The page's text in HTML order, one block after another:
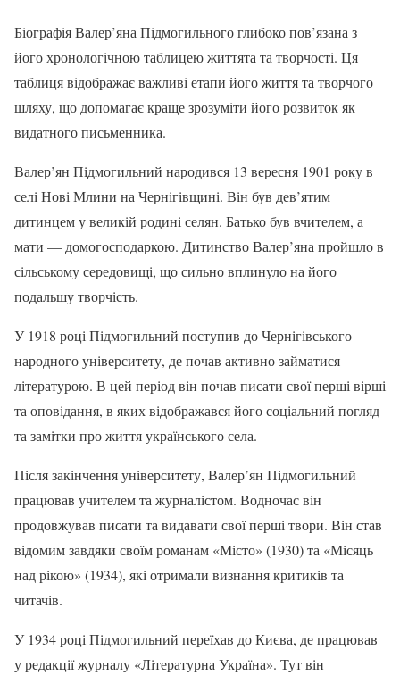
Біографія Валер’яна Підмогильного глибоко пов’язана з
його хронологічною таблицею життята та творчості. Ця
таблиця відображає важливі етапи його життя та творчого
шляху, що допомагає краще зрозуміти його розвиток як
видатного письменника.
Валер’ян Підмогильний народився 13 вересня 1901 року в
селі Нові Млини на Чернігівщині. Він був дев’ятим
дитинцем у великій родині селян. Батько був вчителем, а
мати — домогосподаркою. Дитинство Валер’яна пройшло в
сільському середовищі, що сильно вплинуло на його
подальшу творчість.
У 1918 році Підмогильний поступив до Чернігівського
народного університету, де почав активно займатися
літературою. В цей період він почав писати свої перші вірші
та оповідання, в яких відображався його соціальний погляд
та замітки про життя українського села.
Після закінчення університету, Валер’ян Підмогильний
працював учителем та журналістом. Водночас він
продовжував писати та видавати свої перші твори. Він став
відомим завдяки своїм романам «Місто» (1930) та «Місяць
над рікою» (1934), які отримали визнання критиків та
читачів.
У 1934 році Підмогильний переїхав до Києва, де працював
у редакції журналу «Літературна Україна». Тут він